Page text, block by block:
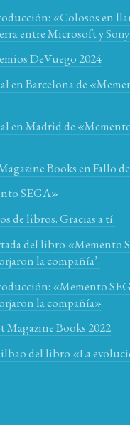
«Colosos en
entre Microsoft y
DeVuego 2024
en Barcelona de
en Madrid de
Books en Fallo
SEGA»
de libros. Gracias a tí.
del libro «Memento
la compañía’.
«Memento
la compañía»
Magazine Books 2022
del libro «La